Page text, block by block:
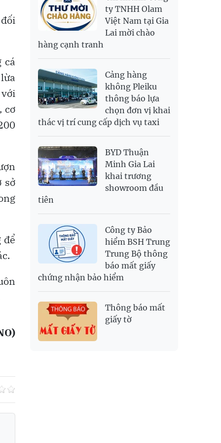
cá
cơ
sở
để
RUB
304.3
336.84
SAR
6,945.42
7,244.36
2,702.79
2,817.41
SGD
USD
26,000 26,030 26,410
ty TNHH Olam
Việt Nam tại Gia
Lai mời chào
hàng cạnh tranh
Cảng hàng
không Pleiku
thông báo lựa
chọn đơn vị khai
thác vị trí cung cấp dịch vụ taxi
BYD Thuận
Minh Gia Lai
khai trương
showroom đầu
tiên
Công ty Bảo
hiểm BSH Trung
Trung Bộ thông
báo mất giấy
chứng nhận bảo hiểm
Thông báo mất
giấy tờ